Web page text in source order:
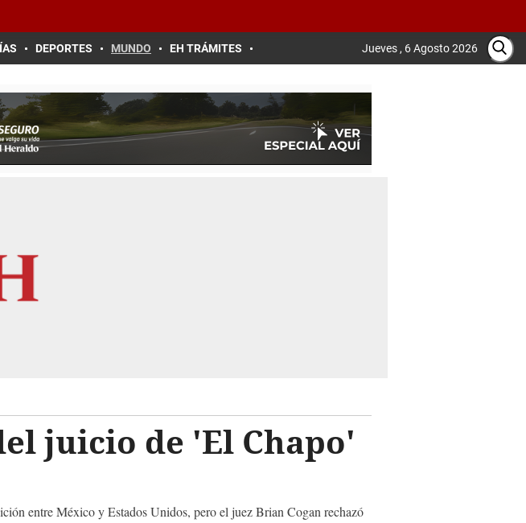
DEPORTES MUNDO EH TRÁMITES Jueves , 6 Agosto 2026
juicio de 'El Chapo'
entre México y Estados Unidos, pero el juez Brian Cogan rechazó